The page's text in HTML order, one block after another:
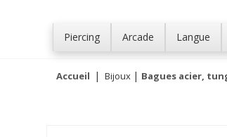
Piercing Arcade Langue
Accueil Bijoux Bagues acier,